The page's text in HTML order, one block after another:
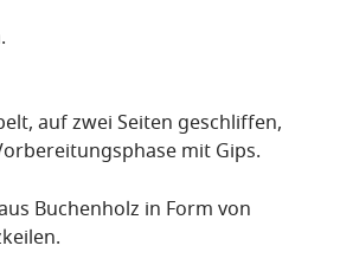
auf zwei Seiten geschliffen,
mit Gips.
Buchenholz in Form von